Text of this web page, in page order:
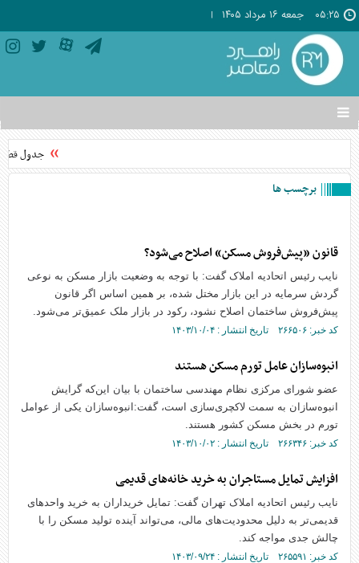
۰۵:۲۵ جمعه ۱۶ مرداد ۱۴۰۵
تغییر
وضعیت
منوی
ها
جدول قطعی برق
برچسب ها
قانون «پیش‌فروش مسکن» اصلاح می‌شود؟
نایب رئیس اتحادیه املاک گفت: با توجه به وضعیت بازار مسکن به نوعی
گردش سرمایه در این بازار مختل شده، بر همین اساس اگر قانون
پیش‌فروش ساختمان اصلاح نشود، رکود در بازار ملک عمیق‌تر می‌شود.
کد خبر: ۲۶۶۵۰۶ تاریخ انتشار : ۱۴۰۳/۱۰/۰۴
انبوه‌‌سازان عامل تورم مسکن هستند
عضو شورای مرکزی نظام مهندسی ساختمان با بیان این‌که گرایش
انبوه‌سازان به سمت لاکچری‌سازی است، گفت:انبوه‌سازان یکی از عوامل
تورم در بخش مسکن کشور هستند.
کد خبر: ۲۶۶۳۴۶ تاریخ انتشار : ۱۴۰۳/۱۰/۰۲
افزایش تمایل مستاجران به خرید خانه‌های قدیمی
نایب رئیس اتحادیه املاک تهران گفت: تمایل خریداران به خرید واحدهای
قدیمی‌تر به دلیل محدودیت‌های مالی، می‌تواند آینده تولید مسکن را با
چالش جدی مواجه کند.
کد خبر: ۲۶۵۵۹۱ تاریخ انتشار : ۱۴۰۳/۰۹/۲۴